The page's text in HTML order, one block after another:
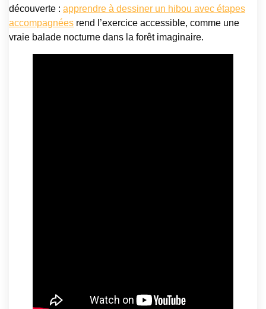
découverte : apprendre à dessiner un hibou avec étapes
accompagnées rend l’exercice accessible, comme une
vraie balade nocturne dans la forêt imaginaire.